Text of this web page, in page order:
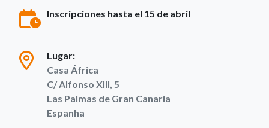
Inscripciones hasta el 15 de abril
Lugar:
Casa África
C/ Alfonso XIII, 5
Las Palmas de Gran Canaria
Espanha